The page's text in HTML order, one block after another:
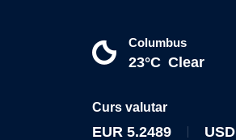
Columbus
23°C Clear
Curs valutar
EUR 5.2489 USD